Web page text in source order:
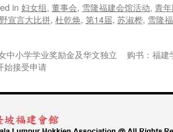
in 妇女组, 董事会, 雪隆福建会馆活动, 青
宣言大比拼, 杜乾焕, 第14届, 苏淑桦, 雪隆
中小学学业奖励金及华文独立
始接受申请
购书：福建